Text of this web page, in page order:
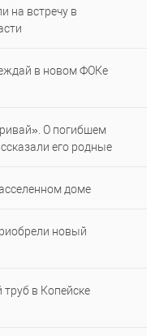
на встречу в
в новом ФОКе
О погибшем
его родные
доме
новый
в Копейске